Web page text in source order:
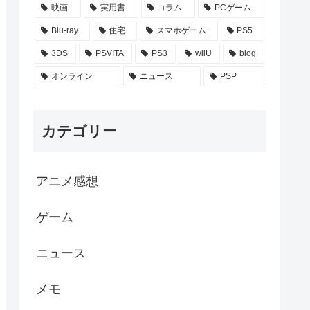
映画 実用書 コラム PCゲーム
Blu-ray 住宅 スマホゲーム PS5
3DS PSVITA PS3 wiiU blog
オンライン ニュース PSP
カテゴリー
アニメ感想
ゲーム
ニュース
メモ